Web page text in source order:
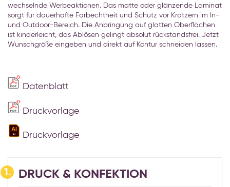
wechselnde Werbeaktionen. Das matte oder glänzende Laminat
sorgt für dauerhafte Farbechtheit und Schutz vor Kratzern im In-
und Outdoor-Bereich. Die Anbringung auf glatten Oberflächen
ist kinderleicht, das Ablösen gelingt absolut rückstandsfrei. Jetzt
Wunschgröße eingeben und direkt auf Kontur schneiden lassen.
Datenblatt
Druckvorlage
Druckvorlage
1. DRUCK & KONFEKTION